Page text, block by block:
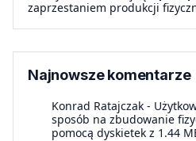
zaprzestaniem produkcji
Najnowsze komentarze
Konrad Ratajczak -
sposób na zbudowanie
pomocą dyskietek z 1.44